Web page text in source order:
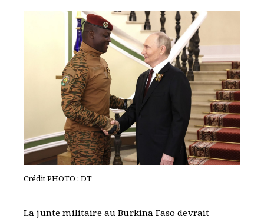
Crédit PHOTO : DT
La junte militaire au Burkina Faso devrait